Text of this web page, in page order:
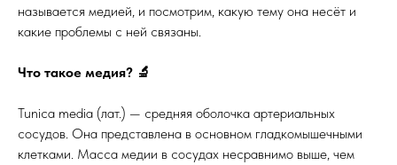
называется медией, и посмотрим, какую тему она несёт и
какие проблемы с ней связаны.
Что такое медия? 🔬
Tunica media (лат.) — средняя оболочка артериальных
сосудов. Она представлена в основном гладкомышечными
клетками. Масса медии в сосудах несравнимо выше, чем